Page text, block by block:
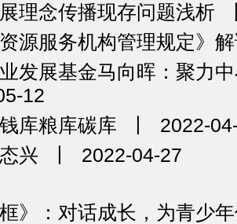
理念传播现存问题浅析
源服务机构管理规定》
发展基金马向晖：聚力
12
库粮库碳库
2022-
兴
2022-04-27
框》：对话成长，为青少